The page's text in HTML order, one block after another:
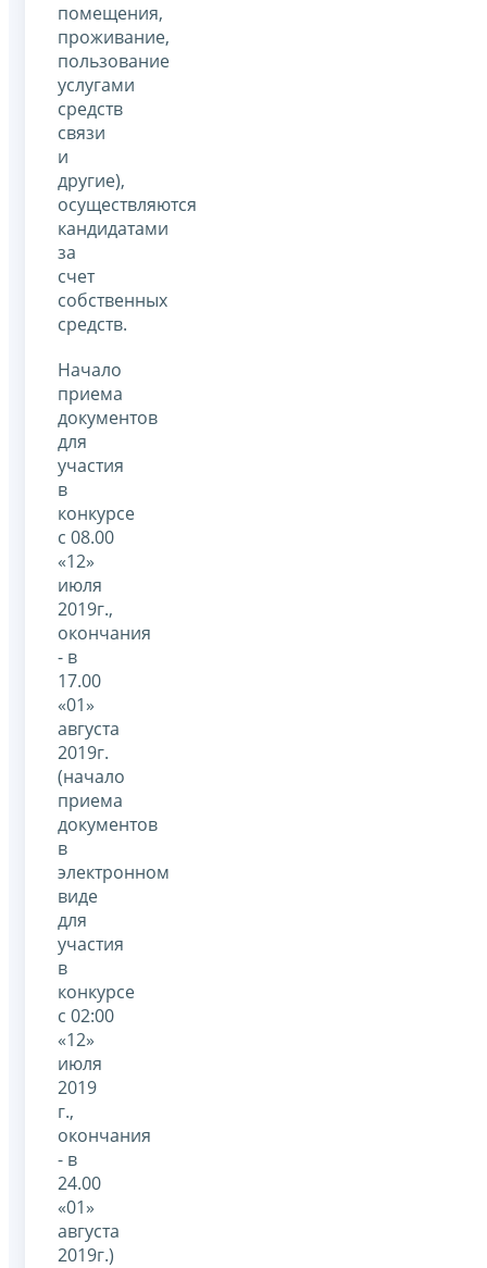
помещения,
проживание,
пользование
услугами
средств
связи
и
другие),
осуществляются
кандидатами
за
счет
собственных
средств.
Начало
приема
документов
для
участия
в
конкурсе
с 08.00
«12»
июля
2019г.,
окончания
- в
17.00
«01»
августа
2019г.
(начало
приема
документов
в
электронном
виде
для
участия
в
конкурсе
с 02:00
«12»
июля
2019
г.,
окончания
- в
24.00
«01»
августа
2019г.)